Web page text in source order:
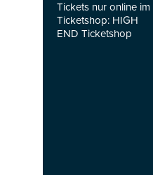
Tickets nur online im
Ticketshop: HIGH
END Ticketshop